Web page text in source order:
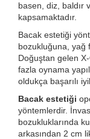
basen, diz, baldır
kapsamaktadır.
Bacak estetiği
bozukluğuna, yağ
Doğuştan gelen
fazla oynama
oldukça başarılı
Bacak estetiği
yöntemlerdir.
bozukluklarında
arkasından 2 cm